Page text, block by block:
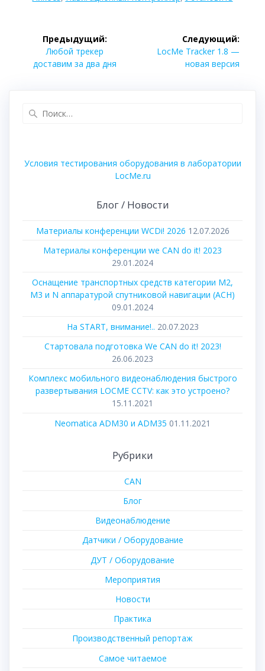
Навигация
Предыдущий:
Предыдущая
запись:
Любой трекер
доставим за два дня
Следующий:
Следующая
LocMe Tracker 1.8 —
новая версия
Условия тестирования оборудования в лаборатории
LocMe.ru
Блог / Новости
Материалы конференции WCDi! 2026 12.07.2026
Материалы конференции we CAN do it! 2023
29.01.2024
Оснащение транспортных средств категории М2,
М3 и N аппаратурой спутниковой навигации (АСН)
09.01.2024
На START, внимание!.. 20.07.2023
Стартовала подготовка We CAN do it! 2023!
26.06.2023
Комплекс мобильного видеонаблюдения быстрого
развертывания LOCME CCTV: как это устроено?
15.11.2021
Neomatica ADM30 и ADM35 01.11.2021
Рубрики
CAN
Блог
Видеонаблюдение
Датчики / Оборудование
ДУТ / Оборудование
Мероприятия
Новости
Практика
Производственный репортаж
Самое читаемое